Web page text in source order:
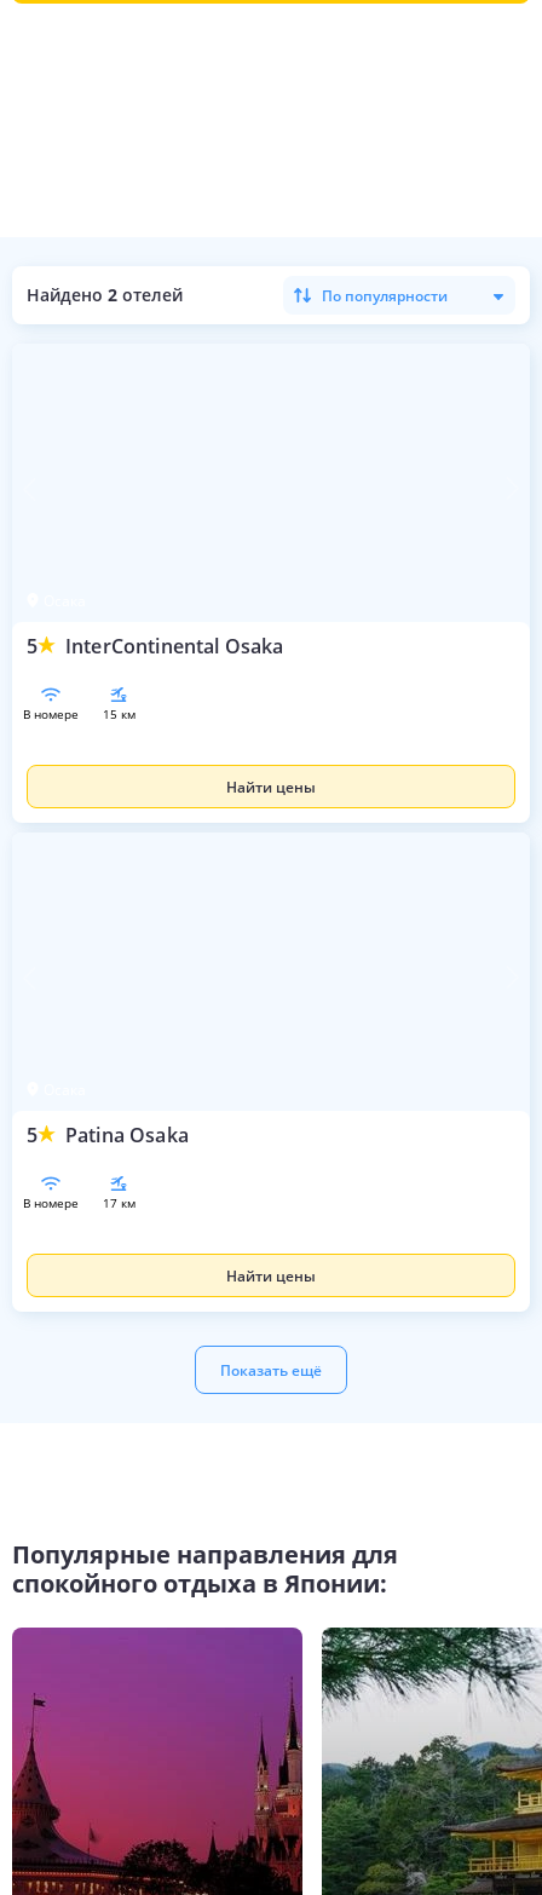
Найдено 2 отелей По популярности
5 InterContinental Osaka
в номере 15 км
Найти цены
5 Patina Osaka
в номере 17 км
Найти цены
Показать ещё
Популярные направления для
спокойного отдыха в Японии: